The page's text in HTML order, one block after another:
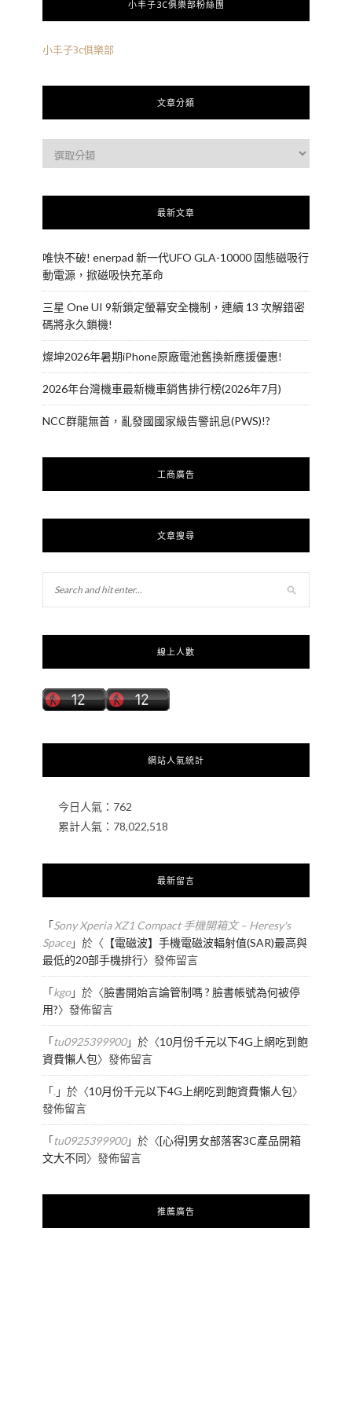
小丰子3C俱樂部粉絲團
小丰子3c俱樂部
文章分類
最新文章
唯快不破! enerpad 新一代UFO GLA-10000 固態磁吸行
動電源，掀磁吸快充革命
三星 One UI 9新鎖定螢幕安全機制，連續 13 次解錯密
碼將永久鎖機!
燦坤2026年暑期iPhone原廠電池舊換新應援優惠!
2026年台灣機車最新機車銷售排行榜(2026年7月)
NCC群龍無首，亂發國國家級告警訊息(PWS)!?
工商廣告
文章搜尋
線上人數
網站人氣統計
今日人氣： 762
累計人氣： 78,022,518
最新留言
「Sony Xperia XZ1 Compact 手機開箱文 – Heresy's
Space」於〈 【電磁波】手機電磁波輻射值(SAR)最高與
最低的20部手機排行〉發佈留言
「kgo」於〈臉書開始言論管制嗎 ? 臉書帳號為何被停
用?〉發佈留言
「tu0925399900」於〈10月份千元以下4G上網吃到飽
資費懶人包〉發佈留言
「.」於〈10月份千元以下4G上網吃到飽資費懶人包〉
發佈留言
「tu0925399900」於〈[心得]男女部落客3C產品開箱
文大不同〉發佈留言
推薦廣告